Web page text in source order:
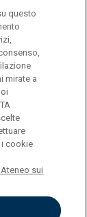
questo
mirate a
i cookie
sui